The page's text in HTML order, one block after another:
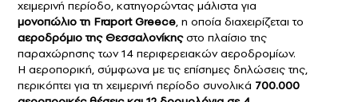
χειμερινή περίοδο, κατηγορώντας μάλιστα για
μονοπώλιο τη Fraport Greece, η οποία διαχειρίζεται το
αεροδρόμιο της Θεσσαλονίκηςστο πλαίσιο της
παραχώρησης των 14 περιφερειακών αεροδρομίων.
H αεροπορική, σύμφωνα με τις επίσημες δηλώσεις της,
περικόπτει για τη χειμερινή περίοδο συνολικά 700.000